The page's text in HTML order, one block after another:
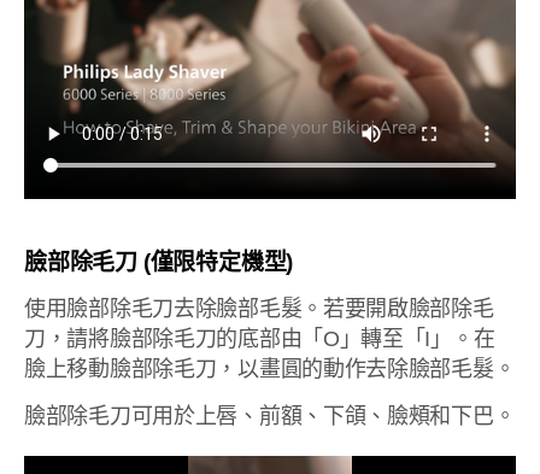
臉部除毛刀 (僅限特定機型)
使用臉部除毛刀去除臉部毛髮。若要開啟臉部除毛
刀，請將臉部除毛刀的底部由「O」轉至「I」。在
臉上移動臉部除毛刀，以畫圓的動作去除臉部毛髮。
臉部除毛刀可用於上唇、前額、下頜、臉頰和下巴。